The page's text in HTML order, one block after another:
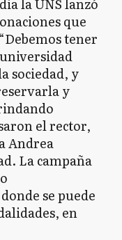
la UNS lanzó
que
tener
sociedad, y
y
el rector,
Andrea
La campaña
donde se puede
en